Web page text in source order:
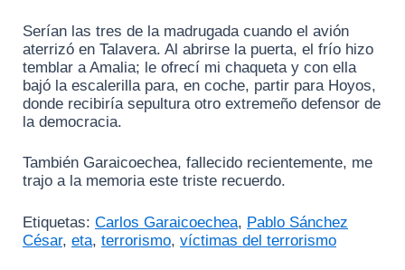
Serían las tres de la madrugada cuando el avión
aterrizó en Talavera. Al abrirse la puerta, el frío hizo
temblar a Amalia; le ofrecí mi chaqueta y con ella
bajó la escalerilla para, en coche, partir para Hoyos,
donde recibiría sepultura otro extremeño defensor de
la democracia.
También Garaicoechea, fallecido recientemente, me
trajo a la memoria este triste recuerdo.
Etiquetas: Carlos Garaicoechea, Pablo Sánchez
César, eta, terrorismo, víctimas del terrorismo